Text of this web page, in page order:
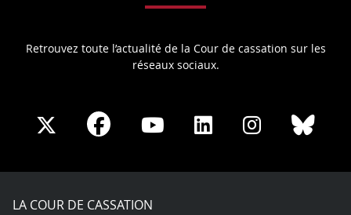
Retrouvez toute l’actualité de la Cour de cassation sur les
réseaux sociaux.
Share
X
Share
Facebook
Share
Youtube
Share
LinkedIn
Share
Instagram
LA COUR DE CASSATION